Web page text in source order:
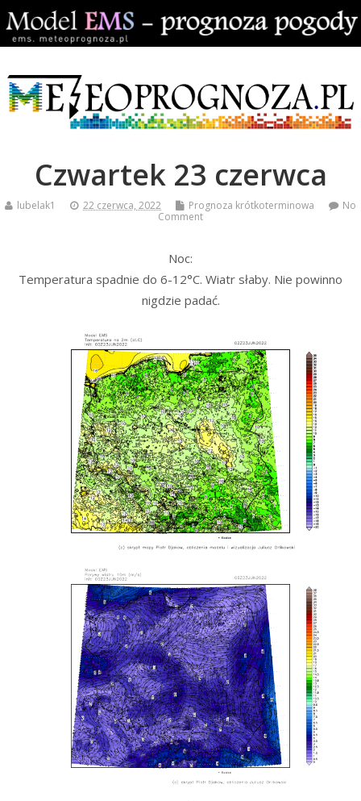
Czwartek 23 czerwca
lubelak1 22 czerwca, 2022 Prognoza krótkoterminowa
No
Comment
Noc:
Temperatura spadnie do 6-12°C. Wiatr słaby. Nie powinno
nigdzie padać.